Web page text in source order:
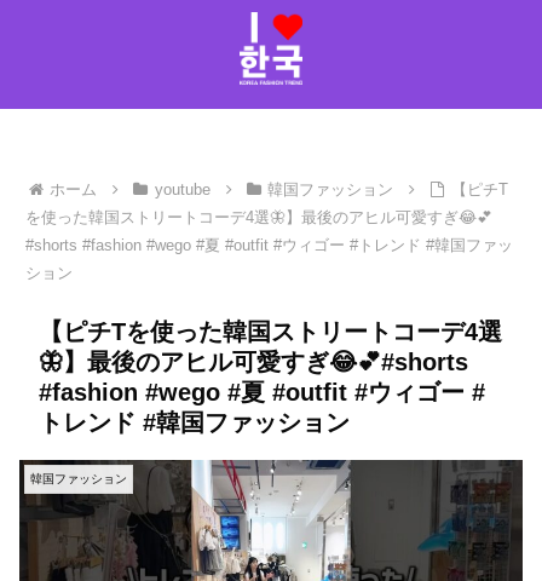
ホーム youtube 韓国ファッション
【ピチT
を使った韓国ストリートコーデ4選🦋】最後のアヒル可愛すぎ😂💕
#shorts #fashion #wego #夏 #outfit #ウィゴー #トレンド #韓国ファッ
ション
【ピチTを使った韓国ストリートコーデ4選
🦋】最後のアヒル可愛すぎ😂💕#shorts
#fashion #wego #夏 #outfit #ウィゴー #
トレンド #韓国ファッション
韓国ファッション